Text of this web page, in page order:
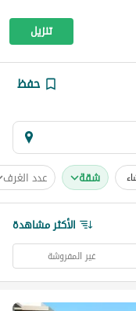
تنزيل
حفظ
شقة عدد الغرف
الأكثر مشاهدة
غير المفروشة